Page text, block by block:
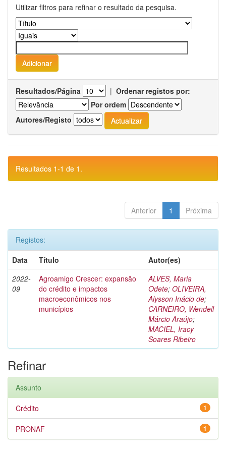
Utilizar filtros para refinar o resultado da pesquisa.
Resultados/Página | Ordenar registos por:
Por ordem
Autores/Registo
Resultados 1-1 de 1.
Anterior 1 Próxima
Registos:
Data
Título
Autor(es)
2022-
09
Agroamigo Crescer: expansão
do crédito e impactos
macroeconômicos nos
municípios
ALVES, Maria
Odete; OLIVEIRA,
Alysson Inácio de;
CARNEIRO, Wendell
Márcio Araújo;
MACIEL, Iracy
Soares Ribeiro
Refinar
Assunto
1
Crédito
1
PRONAF